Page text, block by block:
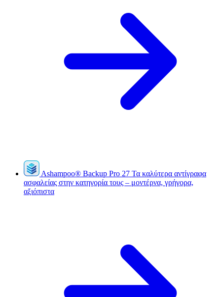
Ashampoo® Backup Pro 27 Τα καλύτερα αντίγραφα
ασφαλείας στην κατηγορία τους – μοντέρνα, γρήγορα,
αξιόπιστα